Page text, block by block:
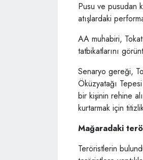
Pusu ve pusudan
atışlardaki
AA muhabiri,
tatbikatlarını
Senaryo gereği,
Öküzyatağı
bir kişinin rehine
kurtarmak için
Mağaradaki
Teröristlerin